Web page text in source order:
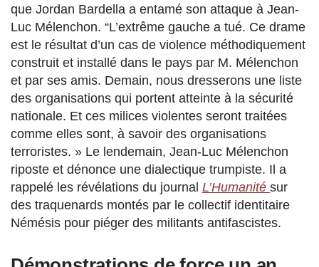
que Jordan Bardella a entamé son attaque à Jean-
Luc Mélenchon. “L’extrême gauche a tué. Ce drame
est le résultat d’un cas de violence méthodiquement
construit et installé dans le pays par M. Mélenchon
et par ses amis. Demain, nous dresserons une liste
des organisations qui portent atteinte à la sécurité
nationale. Et ces milices violentes seront traitées
comme elles sont, à savoir des organisations
terroristes. » Le lendemain, Jean-Luc Mélenchon
riposte et dénonce une dialectique trumpiste. Il a
rappelé les révélations du journal L’Humanité sur
des traquenards montés par le collectif identitaire
Némésis pour piéger des militants antifascistes.